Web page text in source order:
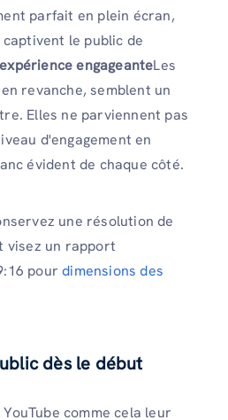
parfait en plein écran,
le public de
expérience engageanteLes
revanche, semblent un
Elles ne parviennent pas
d'engagement en
évident de chaque côté.
une résolution de
visez un rapport
pourdimensions des
dès le début
comme cela leur